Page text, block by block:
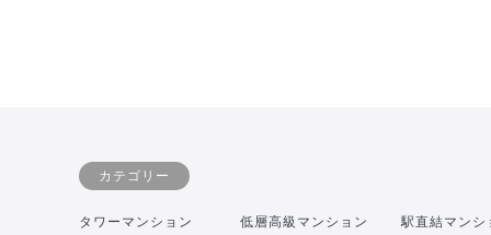
カテゴリー
タワーマンション 低層高級マンション 駅直結マンシ